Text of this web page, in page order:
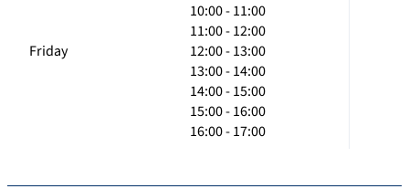
Friday
10:00 - 11:00
11:00 - 12:00
12:00 - 13:00
13:00 - 14:00
14:00 - 15:00
15:00 - 16:00
16:00 - 17:00